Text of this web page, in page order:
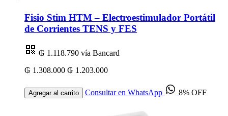
Fisio Stim HTM – Electroestimulador Portátil
de Corrientes TENS y FES
₲ 1.118.790 vía Bancard
₲ 1.308.000 ₲ 1.203.000
Agregar al carrito Consultar en WhatsApp 8% OFF